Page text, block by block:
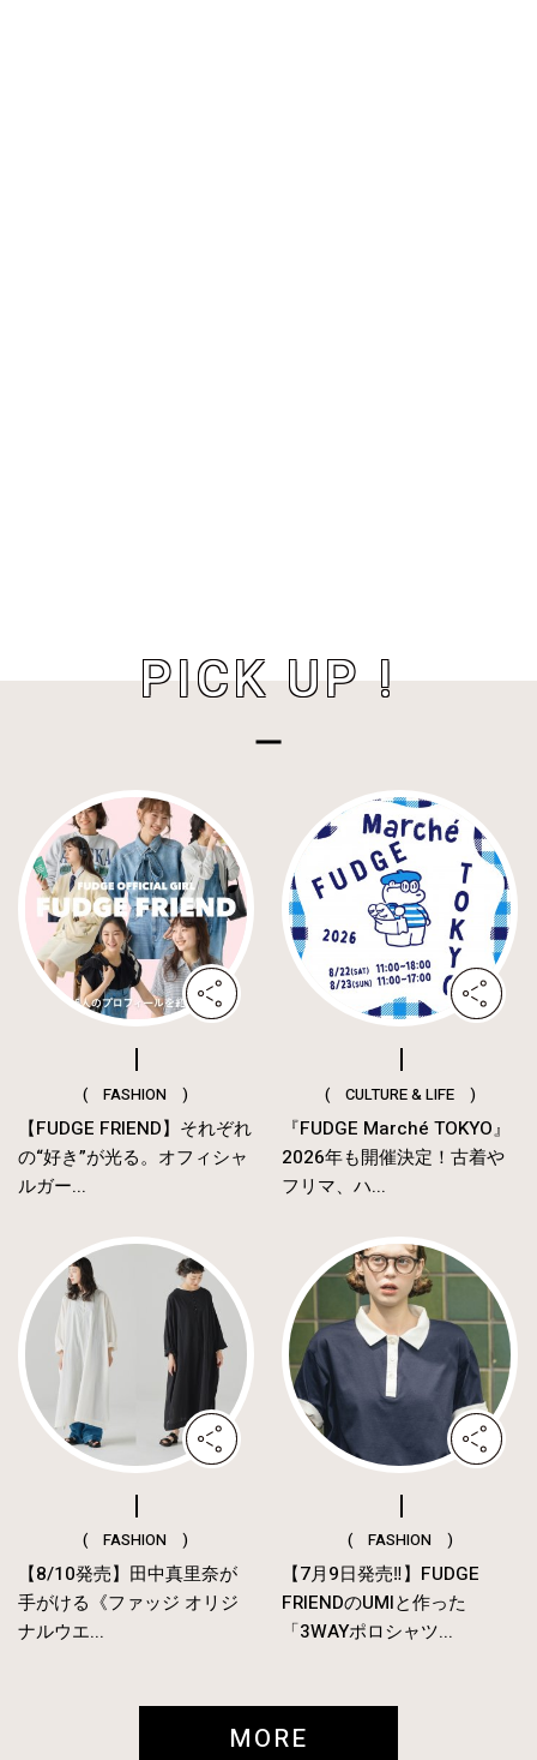
PICK UP !
( FASHION )
【FUDGE FRIEND】それぞれ
の“好き”が光る。オフィシャ
ルガー...
( CULTURE & LIFE )
『FUDGE Marché TOKYO』
2026年も開催決定！古着や
フリマ、ハ...
( FASHION )
【8/10発売】田中真里奈が
手がける《ファッジ オリジ
ナルウエ...
( FASHION )
【7月9日発売‼︎】FUDGE
FRIENDのUMIと作った
「3WAYポロシャツ...
MORE